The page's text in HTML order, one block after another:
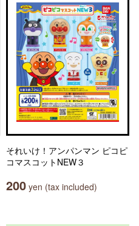
それいけ！アンパンマン ピコピ
コマスコットNEW３
200 yen (tax included)